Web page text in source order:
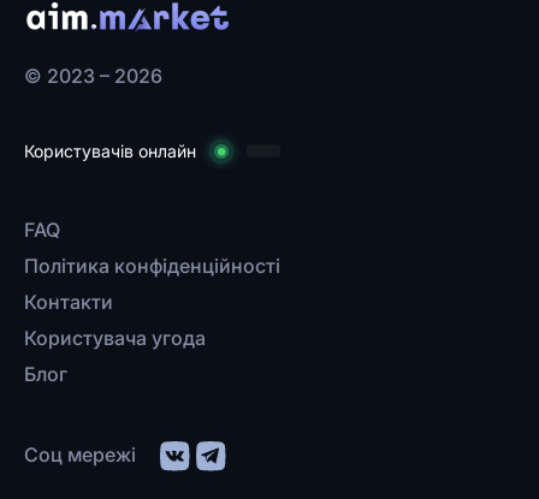
© 2023 – 2026
Користувачів онлайн
FAQ
Політика конфіденційності
Контакти
Користувача угода
Блог
Соц мережі